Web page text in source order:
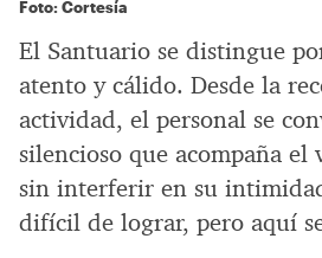
Foto: Cortesía
El Santuario se distingue
atento y cálido. Desde la
actividad, el personal se
silencioso que acompaña el
sin interferir en su
difícil de lograr, pero aquí